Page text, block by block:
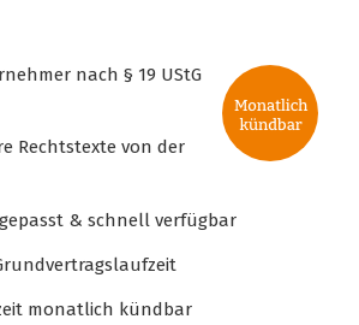
nach § 19 UStG
Rechtstexte von der
& schnell verfügbar
monatlich kündbar